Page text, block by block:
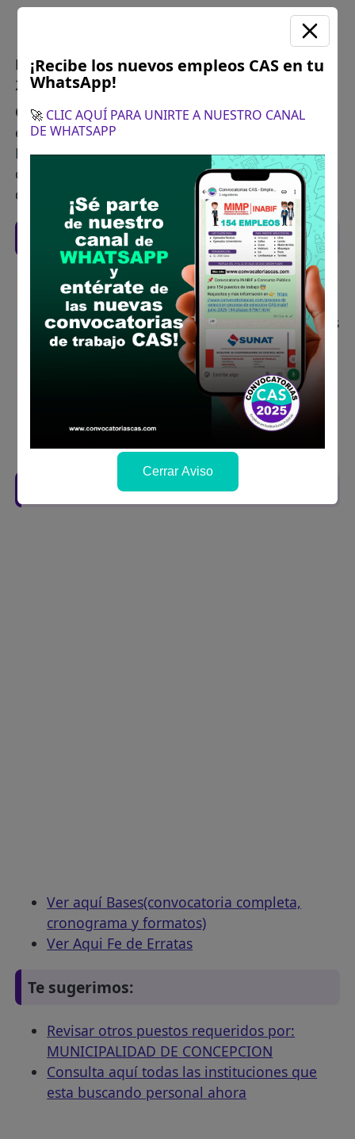
Plazo para postular:El 13 y 14 de octubre del
2025
CÓMO POSTULAR: Presentación de expedientes
en un folder manila en Mesa de Partes de la
Municipalidad Provincial de Concepción
conforme al rotulo en un sobre cerrado Horario:
desde las 8:00 a 13:00 y 14:00 a 17:00 horas
Recomendaciones para postular
Descarga y revisa a detalle las bases del
concurso público
Antes de postular, verifica si cumples con los
requisitos para el puesto
Prepara tu documentación y presentalo en
la fechas y por los medios que indica las
Revisar el cronograma para conocer cuando
se publicará los resultados
Descarga aquí las Bases
Ver aquí Bases(convocatoria completa,
cronograma y formatos)
Ver Aqui Fe de Erratas
Te sugerimos:
Revisar otros puestos requeridos por:
MUNICIPALIDAD DE CONCEPCION
Consulta aquí todas las instituciones que
esta buscando personal ahora
¡Recibe los nuevos empleos CAS en tu
WhatsApp!
🚀 CLIC AQUÍ PARA UNIRTE A NUESTRO CANAL
DE WHATSAPP
Cerrar Aviso